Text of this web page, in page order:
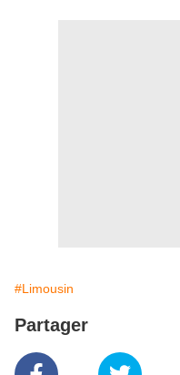
#Limousin
Partager